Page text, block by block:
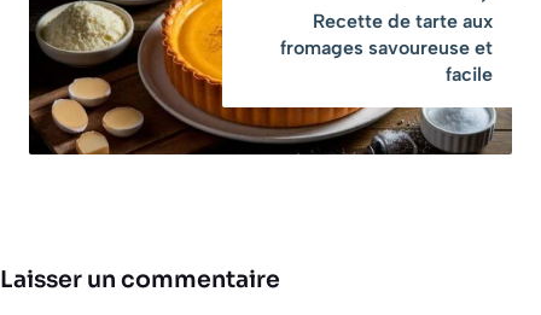
Recette de tarte aux
fromages savoureuse et
facile
Laisser un commentaire